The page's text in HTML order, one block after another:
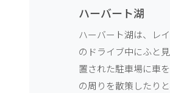
ハーバート湖
ハーバート湖は、レ
のドライブ中にふと
置された駐車場に車
の周りを散策したり